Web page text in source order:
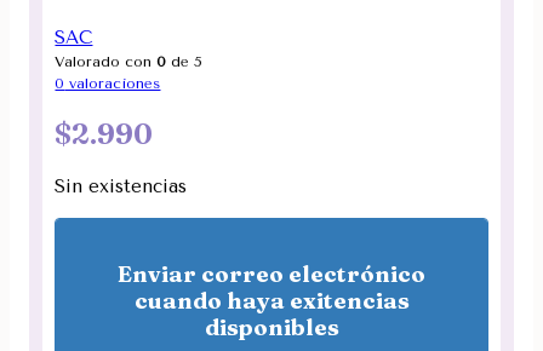
SAC
Valorado con0 de 5
0 valoraciones
$2.990
Sin existencias
Enviar correo electrónico
cuando haya exitencias
disponibles